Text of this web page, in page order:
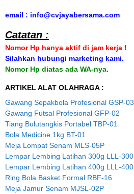
email : info@cvjayabersama.com
Catatan :
Nomor Hp hanya aktif di jam kerja !
Silahkan hubungi marketing kami.
Nomor Hp diatas ada WA-nya.
ARTIKEL ALAT OLAHRAGA :
Gawang Sepakbola Profesional GSP-03
Gawang Futsal Profesional GFP-02
Tiang Bulutangkis Portabel TBP-01
Bola Medicine 1kg BT-01
Meja Lompat Senam MLS-05P
Lempar Lembing Latihan 300g LLL-300
Lempar Lembing Latihan 400g LLL-400
Ring Bola Basket Formal RBF-16
Meja Jamur Senam MJSL-02P